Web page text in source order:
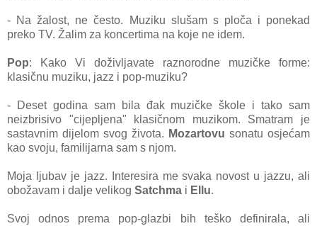
- Na žalost, ne često. Muziku slušam s ploča i ponekad
preko TV. Žalim za koncertima na koje ne idem.
Pop: Kako Vi doživljavate raznorodne muzičke forme:
klasičnu muziku, jazz i pop-muziku?
- Deset godina sam bila đak muzičke škole i tako sam
neizbrisivo "cijepljena" klasičnom muzikom. Smatram je
sastavnim dije lom svog života. Mozartovu sonatu osjećam
kao svoju, familijarna sam s njom.
Moja ljubav je jazz. Interesira me svaka novost u jazzu, ali
obožavam i dalje velikog Satchma i Ellu.
Svoj odnos prema pop-glazbi bih teško definirala, ali